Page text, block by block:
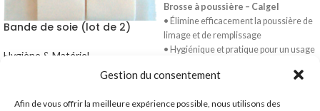
Gestion du consentement
Afin de vous offrir la meilleure expérience possible, nous utilisons des
Bande de soie (lot de 2)
Hygiène & Matériel
Connectez-vous pour voir les
Brosse à poussière – Calgel
• Élimine efficacement la poussière de
limage et de remplissage
• Hygiénique et pratique pour un usage
• Design ergonomique pour un